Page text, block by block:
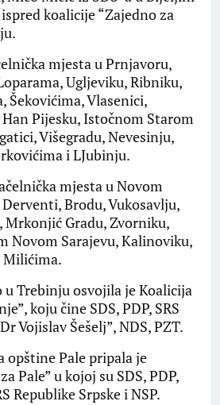
koalicije “Zajedno za
mjesta u Prnjavoru,
Ugljeviku, Ribniku,
Šekovićima, Vlasenici,
Pijesku, Istočnom Starom
Višegradu, Nevesinju,
i LJubinju.
mjesta u Novom
Brodu, Vukosavlju,
Mrkonjić Gradu, Zvorniku,
Novom Sarajevu, Kalinoviku,
Milićima.
Trebinju osvojila je Koalicija
koju čine SDS, PDP, SRS
Vojislav Šešelj”, NDS, PZT.
opštine Pale pripala je
Pale” u kojoj su SDS, PDP,
Republike Srpske i NSP.